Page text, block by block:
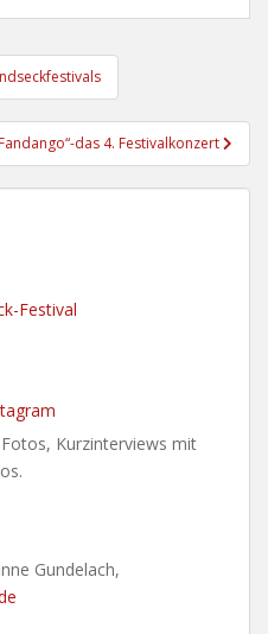
das 4. Festivalkonzert
Festival
Kurzinterviews mit
Gundelach,